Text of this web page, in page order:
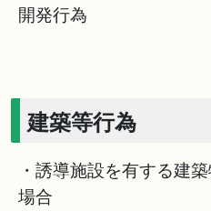
開発行為
建築等行為
・誘導施設を有する建
場合